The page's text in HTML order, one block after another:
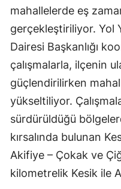
mahallelerde eş
gerçekleştiriliyor. Yol
Dairesi Başkanlığı
çalışmalarla, ilçenin
güçlendirilirken
yükseltiliyor.
sürdürüldüğü
kırsalında bulunan
Akifiye – Çokak ve
kilometrelik Kesik ile